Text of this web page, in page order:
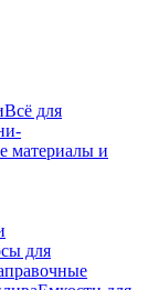
Всё для
материалы и
для